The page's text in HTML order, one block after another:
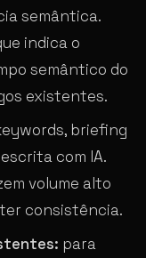
semântica.
indica o
semântico do
existentes.
briefing
com IA.
volume alto
consistência.
para